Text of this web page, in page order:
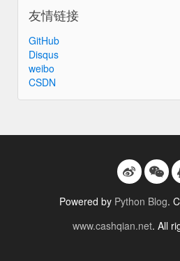
友情链接
GitHub
Disqus
weibo
CSDN
Powered by Python Blog.
www.cashqian.net. All